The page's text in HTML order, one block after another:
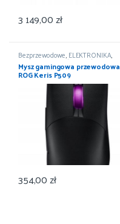
3 149,00zł
Bezprzewodowe, ELEKTRONIKA,
Komputery,Myszki,Urządzenia
wskazujące
Mysz gamingowa przewodowa
ROG Keris P509
354,00zł